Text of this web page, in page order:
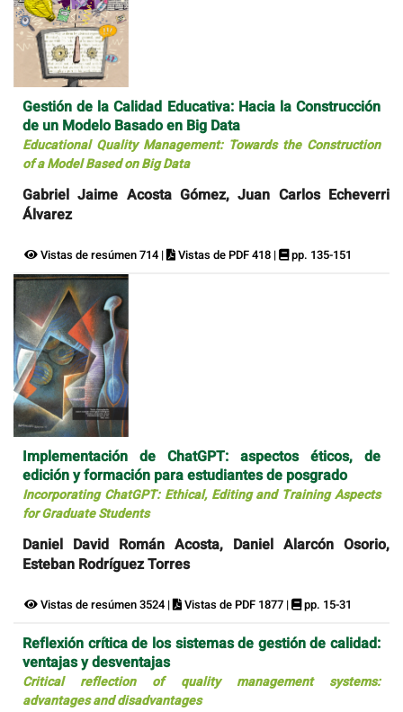
Gestión de la Calidad Educativa: Hacia la Construcción
de un Modelo Basado en Big Data
Educational Quality Management: Towards the Construction
of a Model Based on Big Data
Gabriel Jaime Acosta Gómez, Juan Carlos Echeverri
Álvarez
Vistas de resúmen 714 | Vistas de PDF 418 | pp. 135-151
Implementación de ChatGPT: aspectos éticos, de
edición y formación para estudiantes de posgrado
Incorporating ChatGPT: Ethical, Editing and Training Aspects
for Graduate Students
Daniel David Román Acosta, Daniel Alarcón Osorio,
Esteban Rodríguez Torres
Vistas de resúmen 3524 | Vistas de PDF 1877 | pp. 15-31
Reflexión crítica de los sistemas de gestión de calidad:
ventajas y desventajas
Critical reflection of quality management systems:
advantages and disadvantages